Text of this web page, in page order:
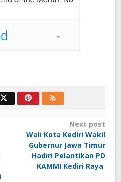
Next post
Wali Kota Kediri Wakil
Gubernur Jawa Timur
Hadiri Pelantikan PD
KAMMI Kediri Raya